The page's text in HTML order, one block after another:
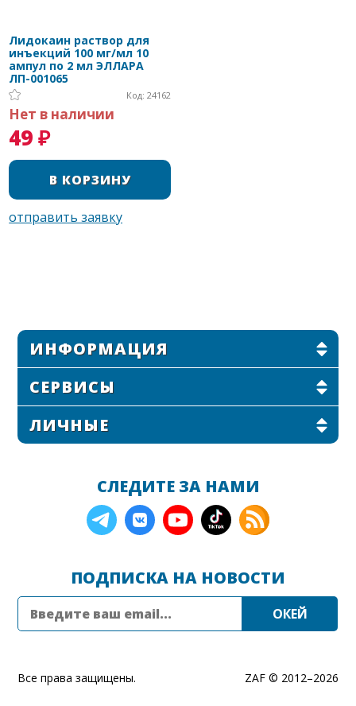
Лидокаин раствор для
инъекций 100 мг/мл 10
ампул по 2 мл ЭЛЛАРА
ЛП-001065
Код: 24162
Нет в наличии
49 ₽
ИНФОРМАЦИЯ
СЕРВИСЫ
ЛИЧНЫЕ
СЛЕДИТЕ ЗА НАМИ
ПОДПИСКА НА НОВОСТИ
ZAF © 2012–2026
Все права защищены.